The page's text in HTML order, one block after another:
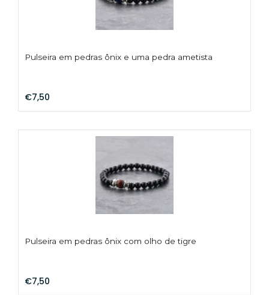
Pulseira em pedras ônix e uma pedra ametista
€7,50
Pulseira em pedras ônix com olho de tigre
€7,50